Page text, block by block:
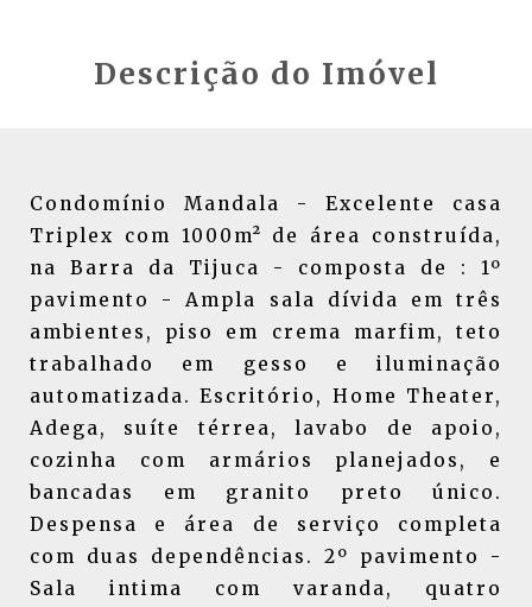
Descrição do Imóvel
Condomínio Mandala - Excelente casa
Triplex com 1000m² de área construída,
na Barra da Tijuca - composta de : 1º
pavimento - Ampla sala dívida em três
ambientes, piso em crema marfim, teto
trabalhado em gesso e iluminação
automatizada. Escritório, Home Theater,
Adega, suíte térrea, lavabo de apoio,
cozinha com armários planejados, e
bancadas em granito preto único.
Despensa e área de serviço completa
com duas dependências. 2º pavimento -
Sala intima com varanda, quatro